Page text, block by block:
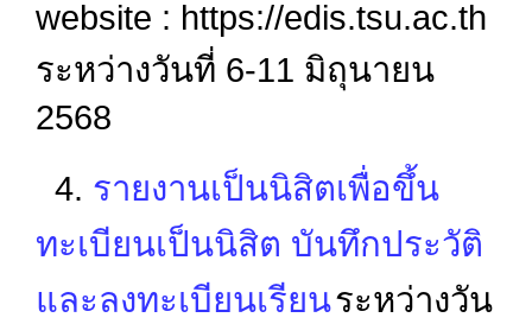
website : https://edis.tsu.ac.th
ระหว่างวันที่ 6-11 มิถุนายน
2568
4. รายงานเป็นนิสิตเพื่อขึ้น
ทะเบียนเป็นนิสิต บันทึกประวัติ
และลงทะเบียนเรียนระหว่างวัน